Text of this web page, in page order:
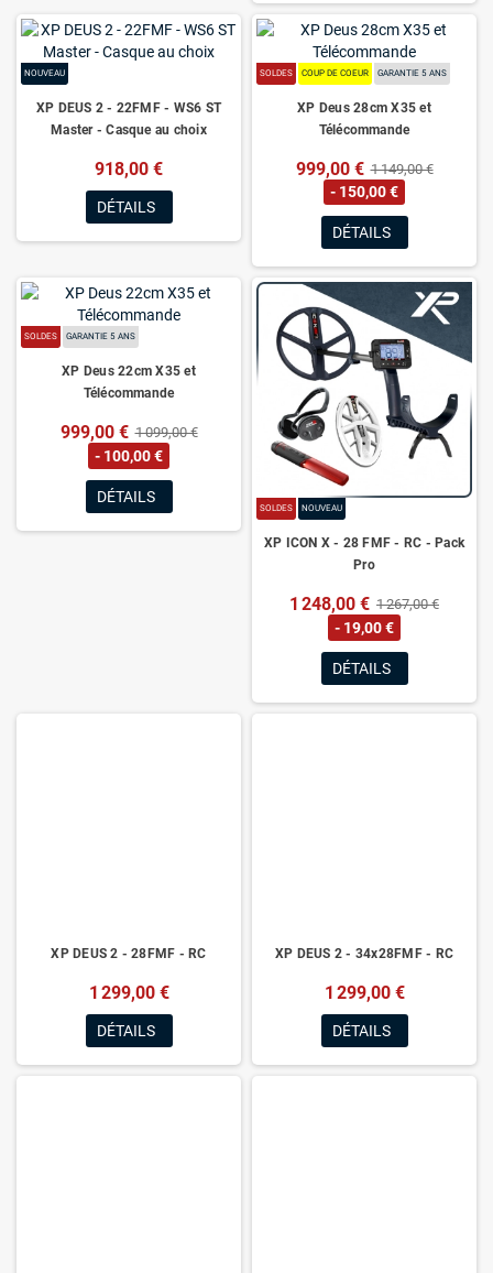
NOUVEAU
XP DEUS 2 - 22FMF - WS6 ST
Master - Casque au choix
918,00 €
DÉTAILS
SOLDES COUP DE COEUR GARANTIE 5 ANS
XP Deus 28cm X35 et
Télécommande
999,00 € 1 149,00 €
- 150,00 €
DÉTAILS
SOLDES GARANTIE 5 ANS
XP Deus 22cm X35 et
Télécommande
999,00 € 1 099,00 €
- 100,00 €
DÉTAILS
SOLDES NOUVEAU
XP ICON X - 28 FMF - RC - Pack
Pro
1 248,00 € 1 267,00 €
- 19,00 €
DÉTAILS
XP DEUS 2 - 28FMF - RC
1 299,00 €
DÉTAILS
XP DEUS 2 - 34x28FMF - RC
1 299,00 €
DÉTAILS